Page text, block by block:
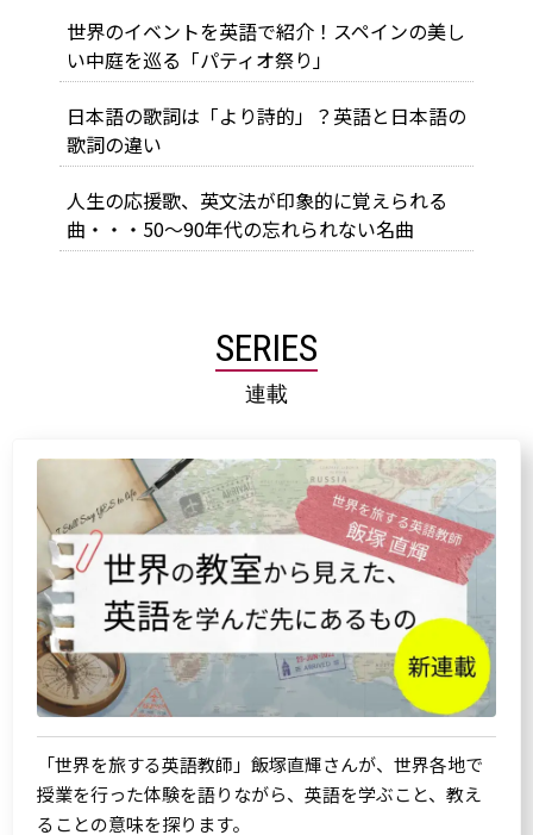
世界のイベントを英語で紹介！スペインの美し
い中庭を巡る「パティオ祭り」
日本語の歌詞は「より詩的」？英語と日本語の
歌詞の違い
人生の応援歌、英文法が印象的に覚えられる
曲・・・50～90年代の忘れられない名曲
SERIES
連載
「世界を旅する英語教師」飯塚直輝さんが、世界各地で
授業を行った体験を語りながら、英語を学ぶこと、教え
ることの意味を探ります。